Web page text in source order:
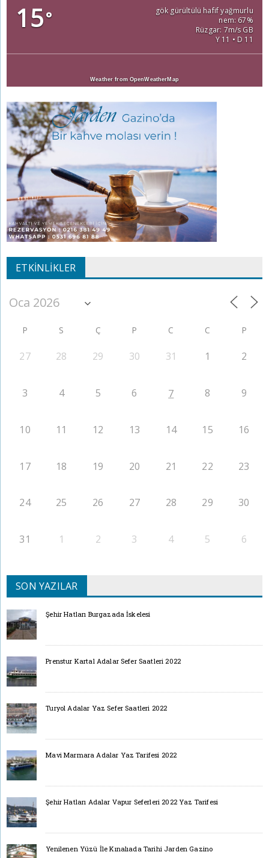
15°
gök gürültülü hafif yağmurlu
nem: 67%
Rüzgar: 7m/s GB
Y 11 • D 11
Weather from OpenWeatherMap
ETKINLIKLER
P S Ç P C C P
27 28 29 30 31 1 2
3 4 5 6 7 8 9
10 11 12 13 14 15 16
17 18 19 20 21 22 23
24 25 26 27 28 29 30
31 1 2 3 4 5 6
SON YAZILAR
Şehir Hatları Burgazada İskelesi
Prenstur Kartal Adalar Sefer Saatleri 2022
Turyol Adalar Yaz Sefer Saatleri 2022
Mavi Marmara Adalar Yaz Tarifesi 2022
Şehir Hatları Adalar Vapur Seferleri 2022 Yaz Tarifesi
Yenilenen Yüzü İle Kınalıada Tarihi Jarden Gazino